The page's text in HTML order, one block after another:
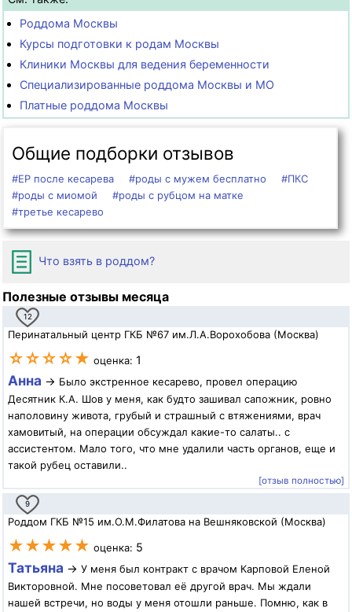
Роддома Москвы
Курсы подготовки к родам Москвы
Клиники Москвы для ведения беременности
Специализированные роддома Москвы и МО
Платные роддома Москвы
Общие подборки отзывов
#ЕР после кесарева #роды с мужем бесплатно
#ПКС
#роды с миомой
#роды с рубцом на матке
#третье кесарево
Что взять в роддом?
Полезные отзывы месяца
12
Перинатальный центр ГКБ №67 им.Л.А.Ворохобова (Москва)
☆☆☆☆★ оценка: 1
Анна → Было экстренное кесарево, провел операцию
Десятник К.А. Шов у меня, как будто зашивал сапожник, ровно
наполовину живота, грубый и страшный с втяжениями, врач
хамовитый, на операции обсуждал какие-то салаты.. с
ассистентом. Мало того, что мне удалили часть органов, еще и
такой рубец оставили..
[отзыв полностью]
9
Роддом ГКБ №15 им.О.М.Филатова на Вешняковской (Москва)
★★★★★ оценка: 5
Татьяна → У меня был контракт с врачом Карповой Еленой
Викторовной. Мне посоветовал её другой врач. Мы ждали
нашей встречи, но воды у меня отошли раньше. Помню, как в